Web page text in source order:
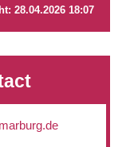
28.04.2026 18:07